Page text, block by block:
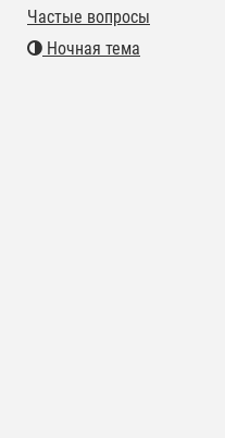
Частые вопросы
Ночная тема